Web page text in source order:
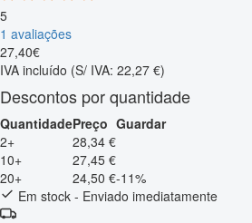
5
1 avaliações
27,40€
IVA incluído (S/ IVA: 22,27 €)
Descontos por quantidade
QuantidadePreço Guardar
2+
28,34 €
10+
27,45 €
20+
24,50 €-11%
Em stock - Enviado imediatamente